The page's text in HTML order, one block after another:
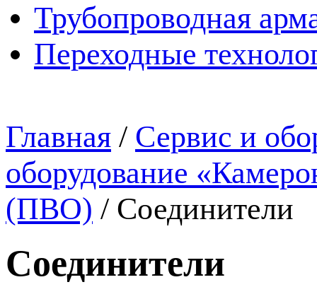
Трубопроводная
Переходные
Главная / Сервис и
оборудование
(ПВО) / Соединители
Соединители